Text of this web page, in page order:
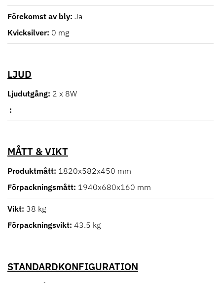
Förekomst av bly Ja
Kvicksilver 0 mg
LJUD
Ljudutgång 2 x 8W
MÅTT & VIKT
Produktmått 1820x582x450 mm
Förpackningsmått 1940x680x160 mm
Vikt 38 kg
Förpackningsvikt 43.5 kg
STANDARDKONFIGURATION